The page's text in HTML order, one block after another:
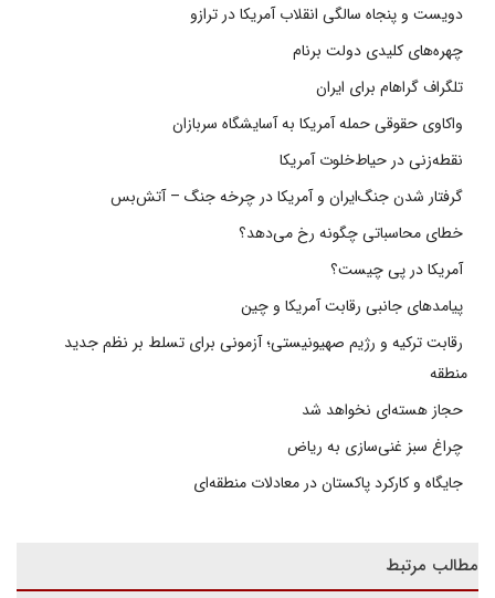
دویست و پنجاه سالگی انقلاب آمریکا در ترازو
چهره‌های کلیدی دولت برنام
تلگراف گراهام برای ایران
واکاوی حقوقی حمله آمریکا به آسایشگاه سربازان
نقطه‌زنی در حیاط‌خلوت آمریکا
گرفتار شدن جنگ‌ایران و آمریکا در چرخه جنگ – آتش‌بس
خطای محاسباتی چگونه رخ می‌دهد؟
آمریکا در پی چیست؟
پیامدهای جانبی رقابت آمریکا و چین
رقابت ترکیه و رژیم صهیونیستی؛ آزمونی برای تسلط بر نظم جدید
منطقه
حجاز هسته‌ای نخواهد شد
چراغ سبز غنی‌سازی به ریاض
جایگاه و کارکرد پاکستان در معادلات منطقه‌ای
مطالب مرتبط